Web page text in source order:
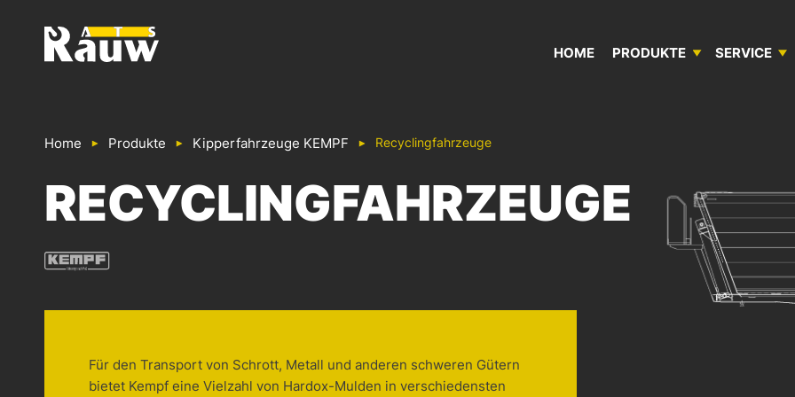
ATS RAUW - BAU & GESTALTUNG VON NUTZFAHRZEUGEN IN BÜLLINGEN
HOME
PRODUKTE
AUFBAUTEN & CONTAINER
SERVICE
REPARATUR­WERKSTATT
QUALITÄTS­POLITIK
Home Produkte Kipper­fahrzeuge KEMPF Recyclingfahrzeuge
RECYCLINGFAHRZEUGE
Für den Transport von Schrott, Metall und anderen schweren Gütern
bietet Kempf eine Vielzahl von Hardox-Mulden in verschiedensten